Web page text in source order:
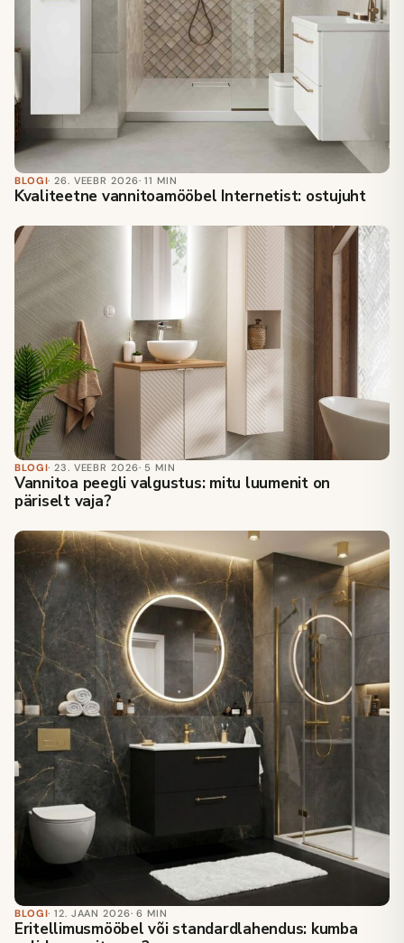
BLOGI· 26. VEEBR 2026· 11 MIN
Kvaliteetne vannitoamööbel Internetist: ostujuht
BLOGI· 23. VEEBR 2026· 5 MIN
Vannitoa peegli valgustus: mitu luumenit on
päriselt vaja?
BLOGI· 12. JAAN 2026· 6 MIN
Eritellimusmööbel või standardlahendus: kumba